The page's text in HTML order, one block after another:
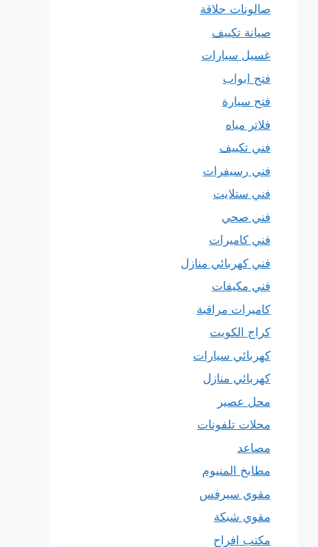
صالونات حلاقة
صيانة تكييف
غسيل سيارات
فتح ابواب
فتح سيارة
فلاتر مياه
فني تكييف
فني رسيفرات
فني ستلايت
فني صحي
فني كاميرات
فني كهربائي منازل
فني مكيفات
كاميرات مراقبة
كراج الكويت
كهربائي سيارات
كهربائي منازل
محل عصير
محلات تلفونات
مصاعد
مطابخ المنيوم
مقوي سيرفس
مقوي شبكة
مكتب افراح